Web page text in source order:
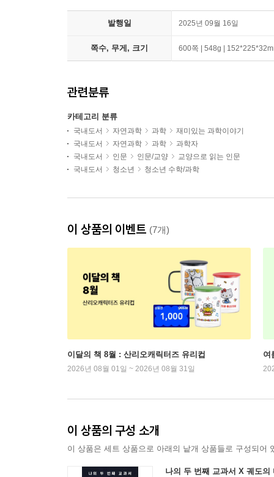
발행일 2025년 09월 16일
쪽수, 무게, 크기 600쪽 | 548g |
관련분류
카테고리 분류
국내도서 자연과학 과학
재미있는 과학이야기
국내도서
자연과학 과학
과학자
국내도서
인문 인문/교양
교양으로 읽는 인문
국내도서
청소년 청소년 수학/과학
이 상품의 이벤트 (7개)
이달의 책 8월 : 산리오캐릭터즈 유리컵
2026년 08월 01일 ~ 2026년 08월 31일
여
이 상품의 구성 소개
이 상품은 세트 상품으로 아래의 낱개 상품들로 구성되어
나의 두 번째 교과서 X 궤도의